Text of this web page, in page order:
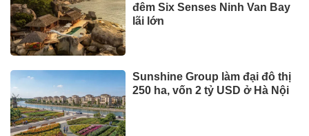
đêm Six Senses Ninh Van Bay
lãi lớn
Sunshine Group làm đại đô thị
250 ha, vốn 2 tỷ USD ở Hà Nội